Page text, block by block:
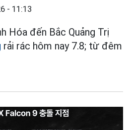
- 11:13
Hóa đến Bắc Quảng Trị
rải rác hôm nay 7.8; từ đêm